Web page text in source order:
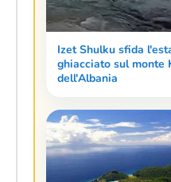
Izet Shulku sfida
ghiacciato sul monte
dell'Albania